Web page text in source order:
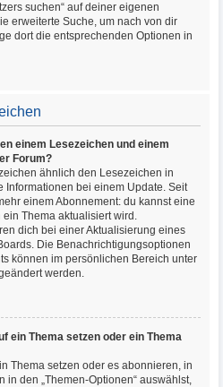
suchen“ auf deiner eigenen
erweiterte Suche, um nach von dir
dort die entsprechenden Optionen in
einem Lesezeichen und einem
Forum?
ähnlich den Lesezeichen in
Informationen bei einem Update. Seit
einem Abonnement: du kannst eine
Thema aktualisiert wird.
dich bei einer Aktualisierung eines
Die Benachrichtigungsoptionen
können im persönlichen Bereich unter
werden.
ein Thema setzen oder ein Thema
Thema setzen oder es abonnieren, in
den „Themen-Optionen“ auswählst,